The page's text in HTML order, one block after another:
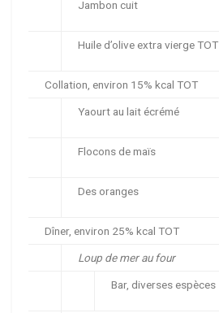
Jambon cuit
Huile d’olive extra vierge TOT
Collation, environ 15% kcal TOT
Yaourt au lait écrémé
Flocons de maïs
Des oranges
Dîner, environ 25% kcal TOT
Loup de mer au four
Bar, diverses espèces